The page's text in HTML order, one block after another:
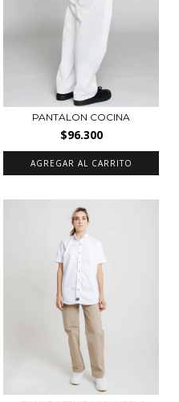
PANTALON COCINA
$96.300
AGREGAR AL CARRITO